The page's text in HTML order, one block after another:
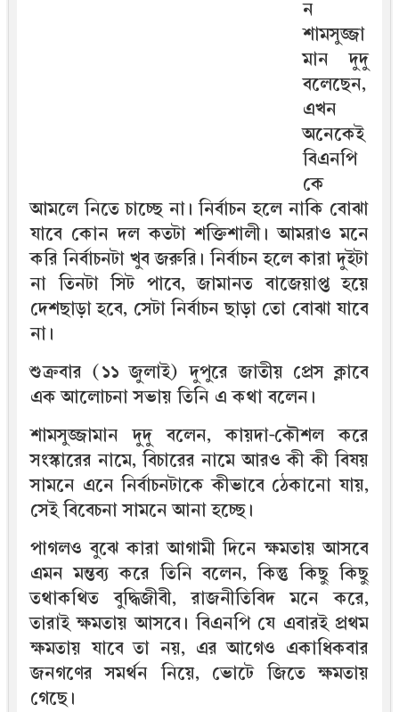
ন
শামসুজ্জা
মান দুদু
বলেছেন,
এখন
অনেকেই
বিএনপি
কে
আমলে নিতে চাচ্ছে না। নির্বাচন হলে নাকি বোঝা
যাবে কোন দল কতটা শক্তিশালী। আমরাও মনে
করি নির্বাচনটা খুব জরুরি। নির্বাচন হলে কারা দুইটা
না তিনটা সিট পাবে, জামানত বাজেয়াপ্ত হয়ে
দেশছাড়া হবে, সেটা নির্বাচন ছাড়া তো বোঝা যাবে
না।
শুক্রবার (১১ জুলাই) দুপুরে জাতীয় প্রেস ক্লাবে
এক আলোচনা সভায় তিনি এ কথা বলেন।
শামসুজ্জামান দুদু বলেন, কায়দা-কৌশল করে
সংস্কারের নামে, বিচারের নামে আরও কী কী বিষয়
সামনে এনে নির্বাচনটাকে কীভাবে ঠেকানো যায়,
সেই বিবেচনা সামনে আনা হচ্ছে।
পাগলও বুঝে কারা আগামী দিনে ক্ষমতায় আসবে
এমন মন্তব্য করে তিনি বলেন, কিন্তু কিছু কিছু
তথাকথিত বুদ্ধিজীবী, রাজনীতিবিদ মনে করে,
তারাই ক্ষমতায় আসবে। বিএনপি যে এবারই প্রথম
ক্ষমতায় যাবে তা নয়, এর আগেও একাধিকবার
জনগণের সমর্থন নিয়ে, ভোটে জিতে ক্ষমতায়
গেছে।